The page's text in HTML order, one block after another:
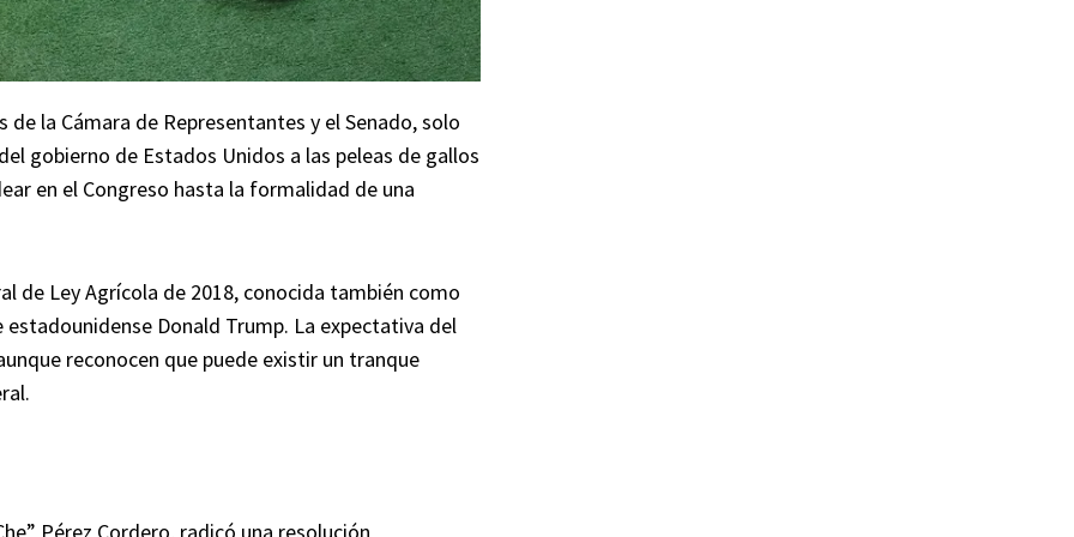
la Cámara de Representantes y el Senado, solo
gobierno de Estados Unidos a las peleas de gallos
en el Congreso hasta la formalidad de una
de Ley Agrícola de 2018, conocida también como
Donald Trump. La expectativa del
reconocen que puede existir un tranque